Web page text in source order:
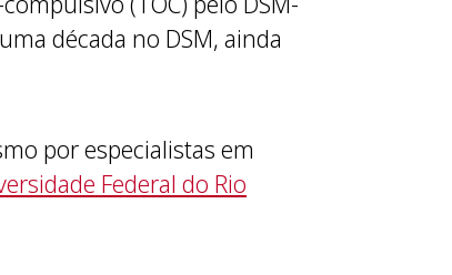
década no DSM, ainda
por especialistas em
Federal do Rio